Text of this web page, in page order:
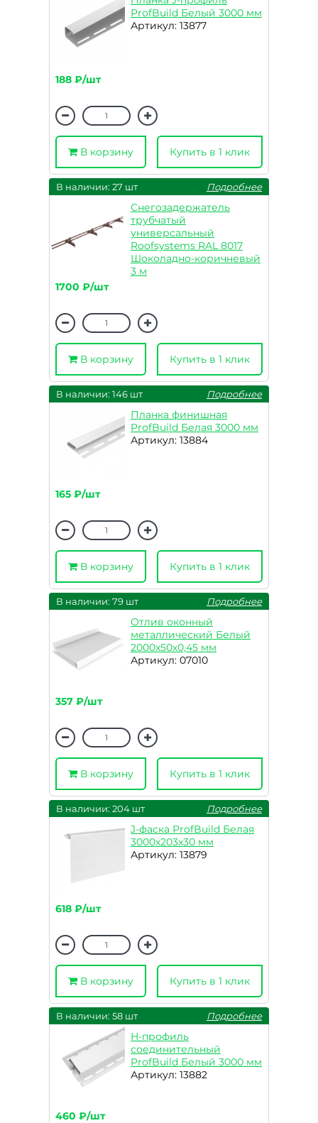
ProfBuild Белый 3000 мм
Артикул: 13877
188 ₽/шт
В корзину Купить в 1 клик
В наличии: 27 шт Подробнее
Снегозадержатель
трубчатый
универсальный
Roofsystems RAL 8017
Шоколадно-коричневый
3 м
1700 ₽/шт
В корзину Купить в 1 клик
В наличии: 146 шт Подробнее
Планка финишная
ProfBuild Белая 3000 мм
Артикул: 13884
165 ₽/шт
В корзину Купить в 1 клик
В наличии: 79 шт Подробнее
Отлив оконный
металлический Белый
2000х50х0,45 мм
Артикул: 07010
357 ₽/шт
В корзину Купить в 1 клик
В наличии: 204 шт Подробнее
J-фаска ProfBuild Белая
3000х203х30 мм
Артикул: 13879
618 ₽/шт
В корзину Купить в 1 клик
В наличии: 58 шт Подробнее
H-профиль
соединительный
ProfBuild Белый 3000 мм
Артикул: 13882
460 ₽/шт